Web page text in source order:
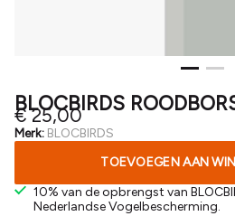
BLOCBIRDS
€ 25,00
Merk: BLOCBIRDS
TOEVOEGEN AAN
10% van de opbrengst van
Nederlandse Vogelbescherming.